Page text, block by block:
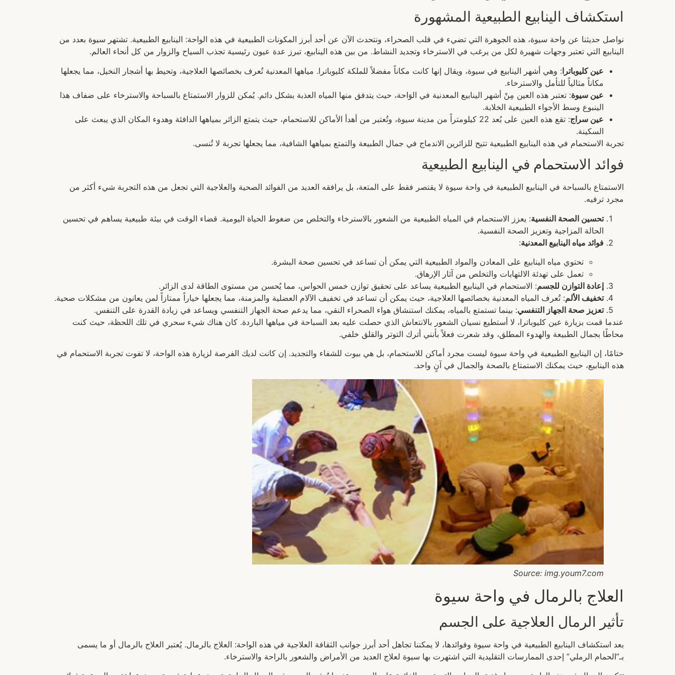
استكشاف الينابيع الطبيعية المشهورة
نواصل حديثنا عن واحة سيوة، هذه الجوهرة التي تضيء في قلب الصحراء، ونتحدث الآن عن أحد أبرز المكونات الطبيعية في هذه الواحة: الينابيع الطبيعية. تشتهر سيوة بعدد من
الينابيع التي تعتبر وجهات شهيرة لكل من يرغب في الاسترخاء وتجديد النشاط. من بين هذه الينابيع، تبرز عدة عيون رئيسية تجذب السياح والزوار من كل أنحاء العالم.
عين كليوباترا: وهي أشهر الينابيع في سيوة، ويقال إنها كانت مكاناً مفضلاً للملكة كليوباترا. مياهها المعدنية تُعرف بخصائصها العلاجية، وتحيط بها أشجار النخيل، مما يجعلها
مكاناً مثالياً للتأمل والاسترخاء.
عين سيوة: تعتبر هذه العين مِنْ أشهر الينابيع المعدنية في الوَاحة، حيث يتدفق منها المياه العذبة بشكل دائم. يُمكن للزوار الاستمتاع بالسباحة والاسترخاء على ضفاف هذا
الينبوع وسط الأجواء الطبيعية الخلابة.
عين سراج
: تقع هذه العين على بُعد 22 كيلومتراً من مدينة سيوة، وتُعتبر من أهدأ الأماكن للاستحمام، حيث يتمتع الزائر بمياهها الدافئة وهدوء المكان الذي يبعث على
السكينة.
تجربة الاستحمام في هذه الينابيع الطبيعية تتيح للزائرين الاندماج في جمال الطبيعة والتمتع بمياهها الشافية، مما يجعلها تجربة لا تُنسى.
فوائد الاستحمام في الينابيع الطبيعية
الاستمتاع بالسباحة في الينابيع الطبيعية في واحة سيوة لا يقتصر فقط على المتعة، بل يرافقه العديد من الفوائد الصحية والعلاجية التي تجعل من هذه التجربة شيء أكثر من
مجرد ترفيه.
تحسين الصحة النفسية: يعزز الاستحمام في المياه الطبيعية من الشعور بالاسترخاء والتخلص من ضغوط الحياة اليومية. قضاء الوقت في بيئة طبيعية يساهم في تحسين
الحالة المزاجية وتعزيز الصحة النفسية.
فوائد مياه الينابيع المعدنية:
تحتوي مياه الينابيع على المعادن والمواد الطبيعية التي يمكن أن تساعد في تحسين صحة البشرة.
تعمل على تهدئة الالتهابات والتخلص من آثار الإرهاق.
إعادة التوازن للجسم: الاستحمام في الينابيع الطبيعية يساعد على تحقيق توازن خمس الحواس، مما يُحسن من مستوى الطاقة لدى الزائر.
تخفيف الألم: تُعرف المياه المعدنية بخصائصها العلاجية، حيث يمكن أن تساعد في تخفيف الآلام العضلية والمزمنة، مما يجعلها خياراً ممتازاً لمن يعانون من مشكلات صحية.
تعزيز صحة الجهاز التنفسي: بينما تستمتع بالمياه، يمكنك استنشاق هواء الصحراء النقي، مما يدعم صحة الجهاز التنفسي ويساعد في زيادة القدرة على التنفس.
عندما قمت بزيارة عين كليوباترا، لا أستطيع نسيان الشعور بالانتعاش الذي حصلت عليه بعد السباحة في مياهها الباردة. كان هناك شيء سحري في تلك اللحظة، حيث كنت
محاطًا بجمال الطبيعة والهدوء المطلق، وقد شعرت فعلاً بأنني أترك التوتر والقلق خلفي.
ختامًا، إن الينابيع الطبيعية في واحة سيوة ليست مجرد أماكن للاستحمام، بل هي بيوت للشفاء والتجديد. إن كانت لديك الفرصة لزيارة هذه الواحة، لا تفوت تجربة الاستحمام في
هذه الينابيع، حيث يمكنك الاستمتاع بالصحة والجمال في آنٍ واحد.
Source: img.youm7.com
العلاج بالرمال في واحة سيوة
تأثير الرمال العلاجية على الجسم
بعد استكشاف الينابيع الطبيعية في واحة سيوة وفوائدها، لا يمكننا تجاهل أحد أبرز جوانب الثقافة العلاجية في هذه الواحة: العلاج بالرمال. يُعتبر العلاج بالرمال أو ما يسمى
بـ”الحمام الرملي” إحدى الممارسات التقليدية التي اشتهرت بها سيوة لعلاج العديد من الأمراض والشعور بالراحة والاسترخاء.